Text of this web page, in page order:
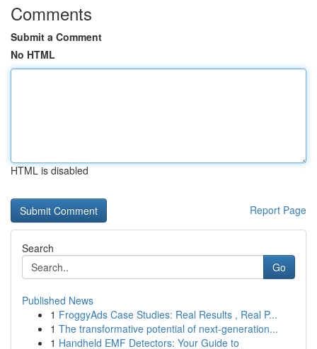
Comments
Submit a Comment
No HTML
HTML is disabled
Report Page
Search
Go
Published News
1 FroggyAds Case Studies: Real Results , Real P...
1 The transformative potential of next-generation...
1 Handheld EMF Detectors: Your Guide to